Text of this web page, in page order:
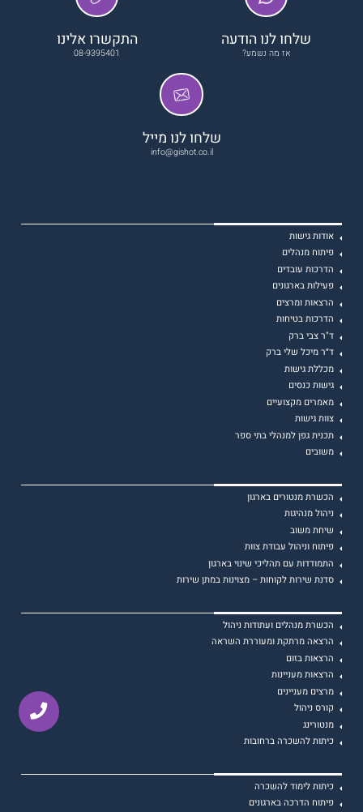
שלחו לנו הודעה
אז מה נשמע?
התקשרו אלינו
08-9395401
שלחו לנו מייל
info@gishot.co.il
אודות גישות
פיתוח מנהלים
הדרכות עובדים
פעילות בארגונים
הרצאות ומרצים
הדרכות בטיחות
ד"ר צבי ברק
ד״ר מיכל שלי ברק
מכללת גישות
גישות כנסים
מאמרים מקצועיים
צוות גישות
תכנית גפן למנהלי בתי ספר
משובים
הכשרת מנטורים בארגון
ניהול מנהיגות
שיחת משוב
פיתוח וניהול עבודת צוות
התמודדות עם תהליכי שינוי בארגון
סדנת שירות לקוחות – מצוינות במתן שירות
הכשרת מנהלים ועתודות ניהול
הרצאה מרתקת ומעוררת השראה
הרצאות בזום
הרצאות מעניינות
מרצים מעניינים
קורס ניהול
מנטורינג
כיתות להשכרה ברחובות
כיתות לימוד להשכרה
פיתוח הדרכה בארגונים